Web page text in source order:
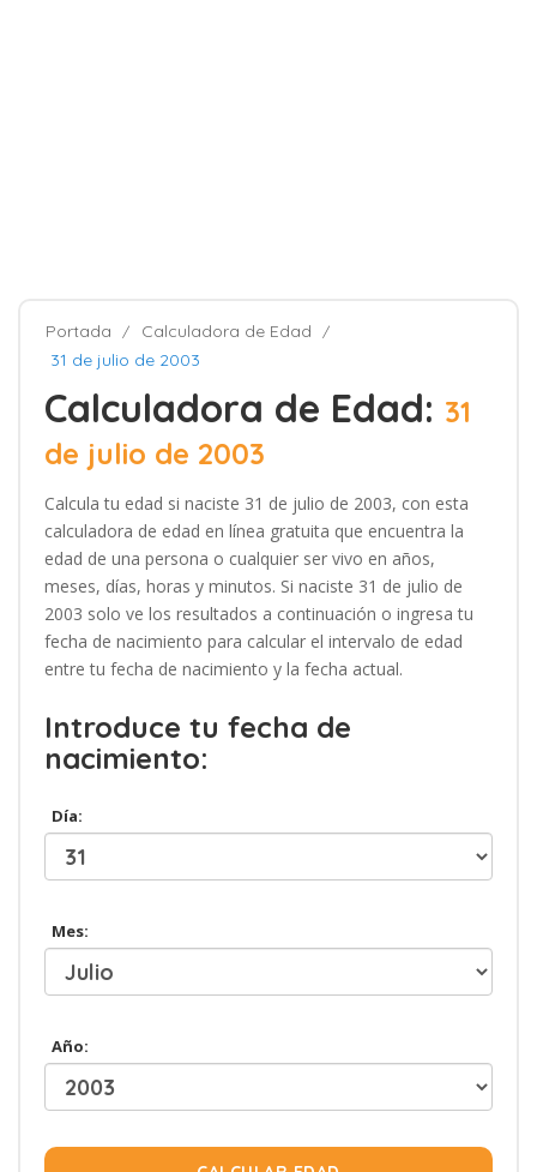
Portada
Calculadora de Edad
31 de julio de 2003
Calculadora de Edad: 31
de julio de 2003
Calcula tu edad si naciste 31 de julio de 2003, con esta
calculadora de edad en línea gratuita que encuentra la
edad de una persona o cualquier ser vivo en años,
meses, días, horas y minutos. Si naciste 31 de julio de
2003 solo ve los resultados a continuación o ingresa tu
fecha de nacimiento para calcular el intervalo de edad
entre tu fecha de nacimiento y la fecha actual.
Introduce tu fecha de
nacimiento:
Día:
Mes:
Año: